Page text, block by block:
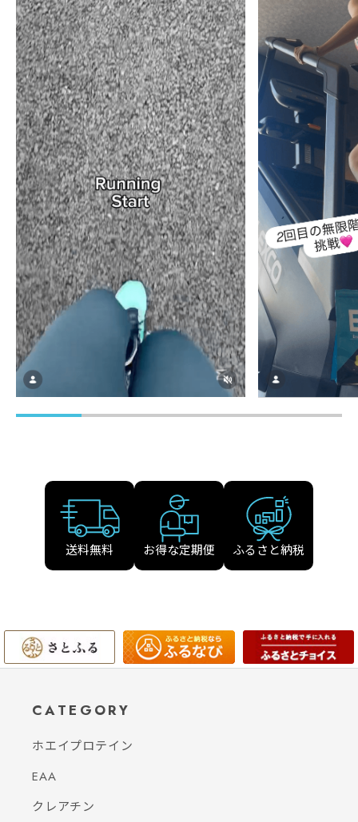
送料無料 お得な定期便 ふるさと納税
CATEGORY
ホエイプロテイン
EAA
クレアチン